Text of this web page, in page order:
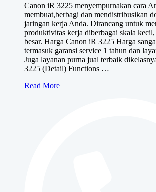
adalah:
Rp11,000,000.
ini
adalah:
Rp9,500,000.
Canon iR 3225 menyempurnakan cara
membuat,berbagi dan mendistribusikan
jaringan kerja Anda. Dirancang untuk
produktivitas kerja diberbagai skala kecil,
besar. Harga Canon iR 3225 Harga
termasuk garansi service 1 tahun dan
Juga layanan purna jual terbaik
3225 (Detail) Functions …
Canon
Read More